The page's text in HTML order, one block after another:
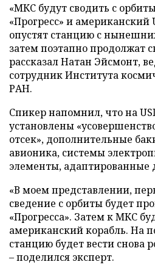
«МКС будут сводить с
«Прогресс» и американский
опустят станцию с
затем поэтапно продолжат
рассказал Натан Эйсмонт,
сотрудник Института
РАН.
Спикер напомнил, что на
установлены
отсек», дополнительные
авионика, системы
элементы, адаптированные
«В моем представлении,
сведение с орбиты будет
«Прогресса». Затем к МКС
американский корабль. На
станцию будет вести снова
– поделился эксперт.